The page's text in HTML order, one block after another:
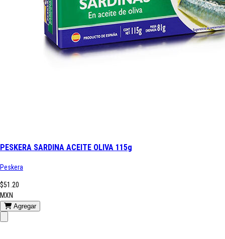
PESKERA SARDINA ACEITE OLIVA 115g
Peskera
$51.20
MXN
Agregar